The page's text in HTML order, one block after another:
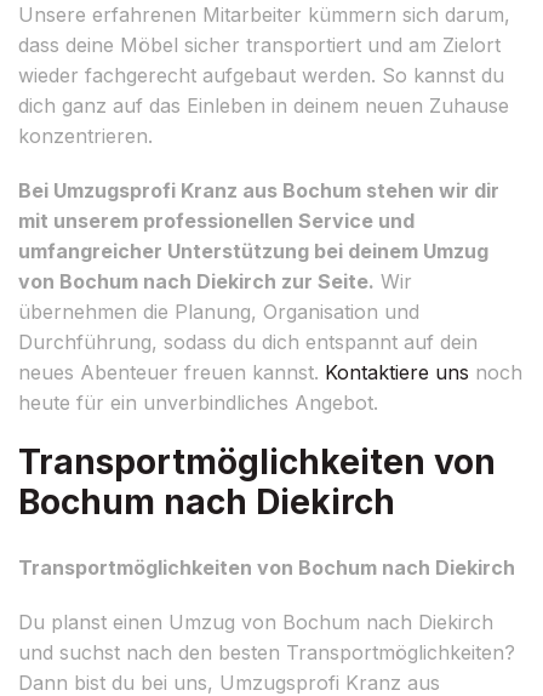
Unsere erfahrenen Mitarbeiter kümmern sich darum,
dass deine Möbel sicher transportiert und am Zielort
wieder fachgerecht aufgebaut werden. So kannst du
dich ganz auf das Einleben in deinem neuen Zuhause
konzentrieren.
Bei Umzugsprofi Kranz aus Bochum stehen wir dir
mit unserem professionellen Service und
umfangreicher Unterstützung bei deinem Umzug
von Bochum nach Diekirch zur Seite. Wir
übernehmen die Planung, Organisation und
Durchführung, sodass du dich entspannt auf dein
neues Abenteuer freuen kannst. Kontaktiere uns noch
heute für ein unverbindliches Angebot.
Transportmöglichkeiten von
Bochum nach Diekirch
Transportmöglichkeiten von Bochum nach Diekirch
Du planst einen Umzug von Bochum nach Diekirch
und suchst nach den besten Transportmöglichkeiten?
Dann bist du bei uns, Umzugsprofi Kranz aus